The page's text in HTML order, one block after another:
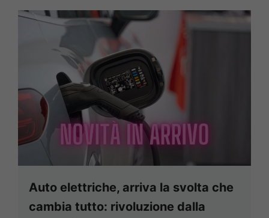
Auto elettriche, arriva la svolta che
cambia tutto: rivoluzione dalla